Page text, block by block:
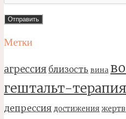
Метки
агрессия близость вина
гештальт-терапия
депрессия достижения